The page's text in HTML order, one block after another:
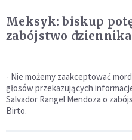
Meksyk: biskup
zabójstwo
- Nie możemy zaakceptować
głosów przekazujących
Salvador Rangel Mendoza o
Birto.